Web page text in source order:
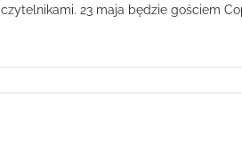
czytelnikami. 23 maja będzie gościem